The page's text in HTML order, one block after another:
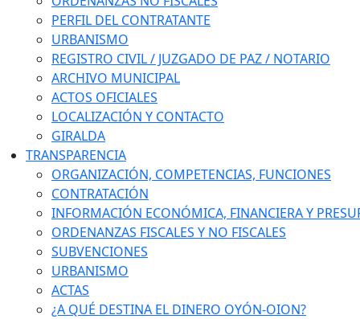
PERFIL DEL CONTRATANTE
URBANISMO
REGISTRO CIVIL / JUZGADO DE PAZ / NOTARIO
ARCHIVO MUNICIPAL
ACTOS OFICIALES
LOCALIZACIÓN Y CONTACTO
GIRALDA
TRANSPARENCIA
ORGANIZACIÓN, COMPETENCIAS, FUNCIONES
CONTRATACIÓN
INFORMACIÓN ECONÓMICA, FINANCIERA Y
ORDENANZAS FISCALES Y NO FISCALES
SUBVENCIONES
URBANISMO
ACTAS
¿A QUÉ DESTINA EL DINERO OYÓN-OION?